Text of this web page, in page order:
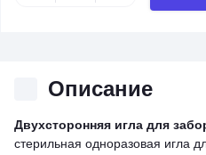
Описание
Двухсторонняя игла для
стерильная одноразовая игла